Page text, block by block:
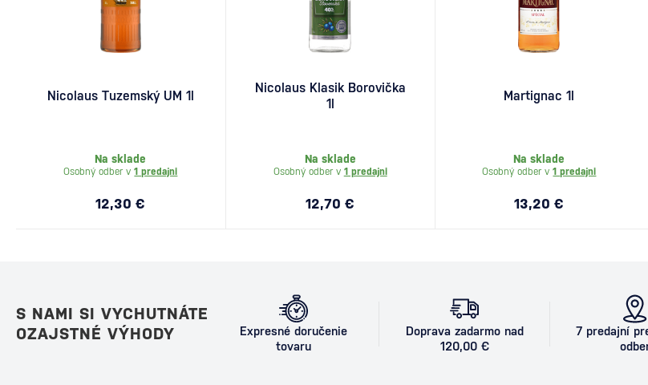
Nicolaus Tuzemský UM 1l
Na sklade
Osobný odber v1 predajni
12,30 €
Nicolaus Klasik Borovička
1l
Na sklade
Osobný odber v 1 predajni
12,70 €
Martignac 1l
Na sklade
Osobný odber v1 predajni
13,20 €
S NAMI SI VYCHUTNÁTE
OZAJSTNÉ VÝHODY
Expresné doručenie
tovaru
Doprava zadarmo nad
120,00 €
7 predajní